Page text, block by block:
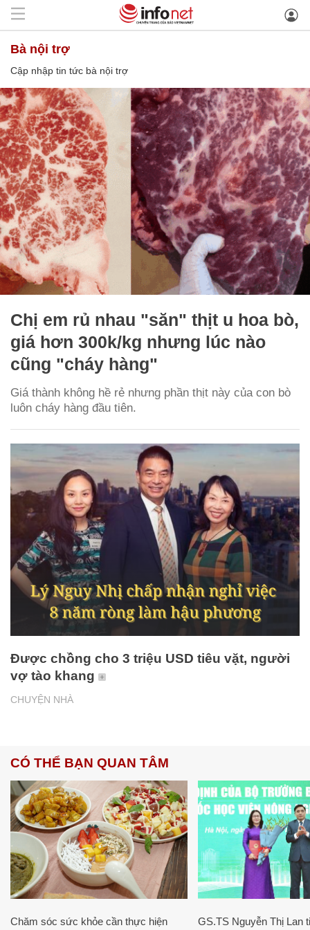
bà nội trợ
Cập nhập tin tức bà nội trợ
Chị em rủ nhau "săn" thịt u hoa bò,
giá hơn 300k/kg nhưng lúc nào
cũng "cháy hàng"
Giá thành không hề rẻ nhưng phần thịt này của con bò
luôn cháy hàng đầu tiên.
CHUYỆN NHÀ
Được chồng cho 3 triệu USD tiêu vặt, người
vợ tào khang
CÓ THỂ BẠN QUAN TÂM
Chăm sóc sức khỏe cần thực hiện GS.TS Nguyễn Thị Lan